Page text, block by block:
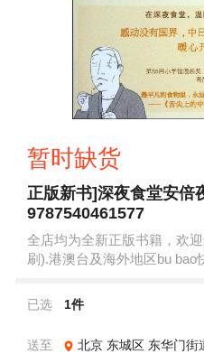
暂时缺货
正版新书]深夜食堂安倍
9787540461577
全店均为全新正版书籍，欢
刷).港澳台及海外地区bu bao
已选 1件
送至 北京 东城区 东华门街